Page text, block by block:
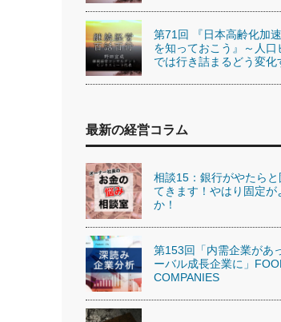
第71回 『日本高齢化加
を知っておこう』～人
では行き詰まるどう変化
最新の経営コラム
相談15：銀行がやたら
てきます！やはり固定が
か！
第153回「内需企業があ
ーバル成長企業に」
COMPANIES